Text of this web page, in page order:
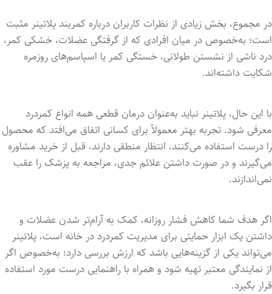
در مجموع، بخش زیادی از نظرات کاربران درباره کمربند پلاتینر مثبت
است؛ به‌خصوص در میان افرادی که از گرفتگی عضلات، خشکی کمر،
درد ناشی از نشستن طولانی، خستگی کمر یا اسپاسم‌های روزمره
شکایت داشته‌اند.
با این حال، پلاتینر نباید به‌عنوان درمان قطعی همه انواع کمردرد
معرفی شود. تجربه بهتر معمولاً برای کسانی اتفاق می‌افتد که محصول
را درست استفاده می‌کنند، انتظار منطقی دارند، قبل از خرید مشاوره
می‌گیرند و در صورت داشتن علائم جدی، مراجعه به پزشک را عقب
نمی‌اندازند.
اگر هدف شما کاهش فشار روزانه، کمک به آرام‌تر شدن عضلات و
داشتن یک ابزار حمایتی برای مدیریت کمردرد در خانه است، پلاتینر
می‌تواند یکی از گزینه‌هایی باشد که ارزش بررسی دارد؛ به‌خصوص اگر
از نمایندگی معتبر تهیه شود و همراه با راهنمایی درست مورد استفاده
قرار بگیرد.